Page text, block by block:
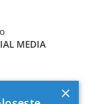
MEDIA
×